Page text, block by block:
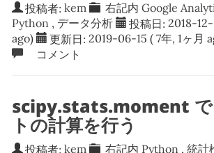
投稿者: kem 右記内Google
Python , データ分析 投稿日: 2018-
ago)
更新日: 2019-06-15 ( 7年, 1ヶ月
コメント
scipy.stats.moment で
トの計算を行う
投稿者: kem 右記内 Python ,統計